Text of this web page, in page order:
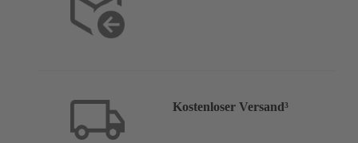
Kostenloser Versand³